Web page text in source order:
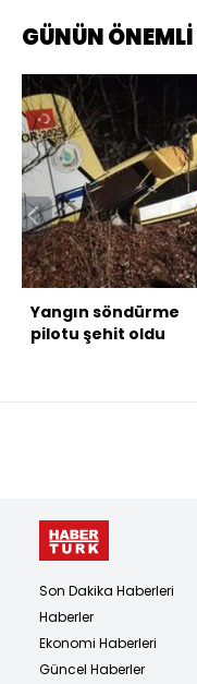
GÜNÜN
Yangın söndürme
pilotu şehit oldu
Son Dakika Haberleri
Haberler
Ekonomi Haberleri
Güncel Haberler